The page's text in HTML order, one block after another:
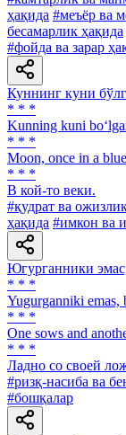
ҳақида #меъёр ва
бесамарлик ҳақида
#фойда ва зарар
Куннинг куни
* * *
Kunning kuni
* * *
Moon, once in a
* * *
В кой-то веки.
#қудрат ва
ҳақида #имкон ва
Югурганники
* * *
Yugurganniki emas,
* * *
One sows and
* * *
Ладно со своей
#ризқ-насиба ва
#бошқалар